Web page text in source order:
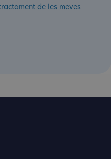
de les meves